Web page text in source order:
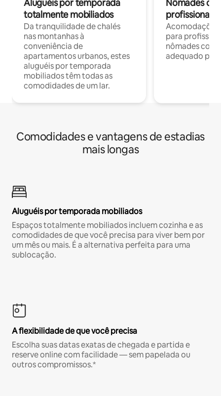
Aluguéis por temporada
totalmente mobiliados
Da tranquilidade de chalés
nas montanhas à
conveniência de
apartamentos urbanos, estes
aluguéis por temporada
mobiliados têm todas as
comodidades de um lar.
Nômades
profissionais
para
nômades com
adequado
Comodidades e vantagens de estadias
mais longas
Aluguéis por temporada mobiliados
Espaços totalmente mobiliados incluem cozinha e as
comodidades de que você precisa para viver bem por
um mês ou mais. É a alternativa perfeita para uma
sublocação.
A flexibilidade de que você precisa
Escolha suas datas exatas de chegada e partida e
reserve online com facilidade — sem papelada ou
outros compromissos.*